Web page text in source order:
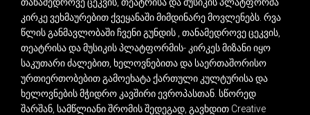
კირკე ვეხმაურებით ქვეყანაში მიმდინარე მოვლენებს. რვა
წლის განმავლობაში ჩვენი გუნდის , თანამედროვე ცეკვის,
თეატრისა და მუსიკის პლატფორმის- კირკეს მიზანი იყო
საკუთარი ძალებით, ხელოვნებითა და საერთაშორისო
ურთიერთობებით გამოეხატა ქართული კულტურისა და
ხელოვნების მჭიდრო კავშირი ევროპასთან. სწორედ
შარშან, სამწლიანი შრომის შედეგად, გავხდით Creative